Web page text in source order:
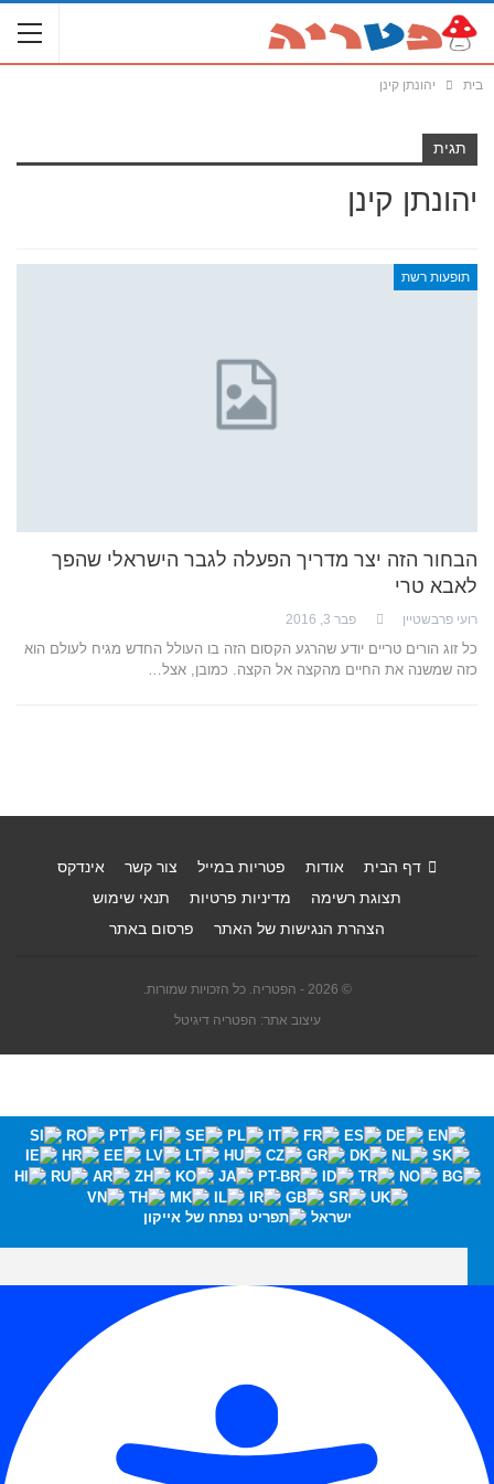
בית יהונתן קינן
תגית
יהונתן קינן
תופעות רשת
הבחור הזה יצר מדריך הפעלה לגבר הישראלי שהפך
לאבא טרי
רועי פרבשטיין פבר 3, 2016
כל זוג הורים טריים יודע שהרגע הקסום הזה בו העולל החדש מגיח לעולם הוא
כזה שמשנה את החיים מהקצה אל הקצה. כמובן, אצל…
דף הבית אודות פטריות במייל צור קשר
אינדקס
תצוגת רשימה
מדיניות פרטיות
תנאי שימוש
הצהרת הנגישות של האתר
פרסום באתר
© 2026 - הפטריה. כל הזכויות שמורות.
עיצוב אתר: הפטריה דיגיטל
ישראל